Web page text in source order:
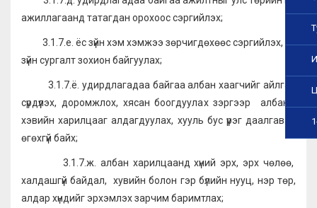
ажиллагаанд татагдан орохоос сэргийлэх;
3.1.7.е. ёс зүйн хэм хэмжээ зөрчигдөхөөс сэргийлэх, ёс
зүйн сургалт зохион байгуулах;
3.1.7.ё. удирдлагадаа байгаа албан хаагчийг айлган
сүрдүүлэх, доромжлох, хясан боогдуулах зэргээр албаны
хэвийн харилцааг алдагдуулах, хууль бус үүрэг даалгавар
өгөхгүй байх;
3.1.7.ж. албан харилцаанд хүний эрх, эрх чөлөө,
халдашгүй байдал, хувийн болон гэр бүлийн нууц, нэр төр,
алдар хүндийг эрхэмлэх зарчим баримтлах;